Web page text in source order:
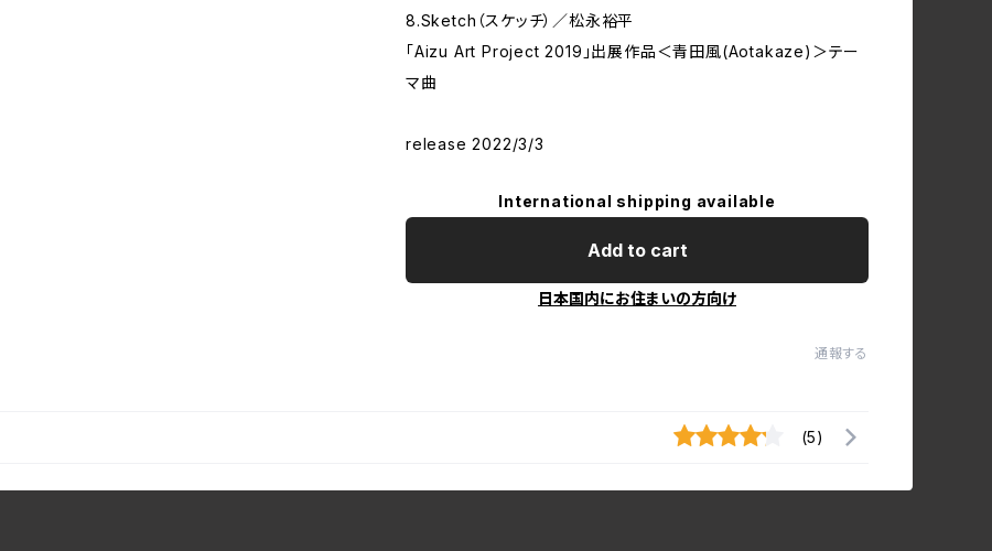
8.Sketch（スケッチ）／松永裕平
「Aizu Art Project 2019」出展作品＜青田風(Aotakaze)＞テー
マ曲
release 2022/3/3
International shipping available
Add to cart
日本国内にお住まいの方向け
通報する
(5)